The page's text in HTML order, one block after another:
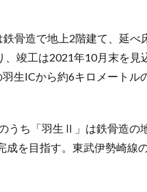
骨造で地上2階建て、延べ
竣工は2021年10月末を見
生ICから約6キロメートル
うち「羽生Ⅱ」は鉄骨造の
成を目指す。東武伊勢崎線